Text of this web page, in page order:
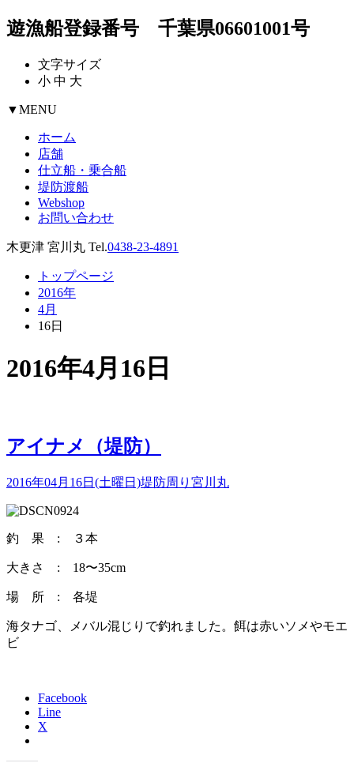
遊漁船登録番号 千葉県06601001号
文字サイズ
小 中 大
▼MENU
ホーム
店舗
仕立船・乗合船
堤防渡船
Webshop
お問い合わせ
木更津 宮川丸 Tel.0438-23-4891
トップページ
2016年
4月
16日
2016年4月16日
アイナメ（堤防）
2016年04月16日(土曜日)堤防周り 宮川丸
釣 果 : ３本
大きさ : 18〜35cm
場 所 : 各堤
海タナゴ、メバル混じりで釣れました。餌は赤いソメやモエ
ビ
Facebook
Line
X